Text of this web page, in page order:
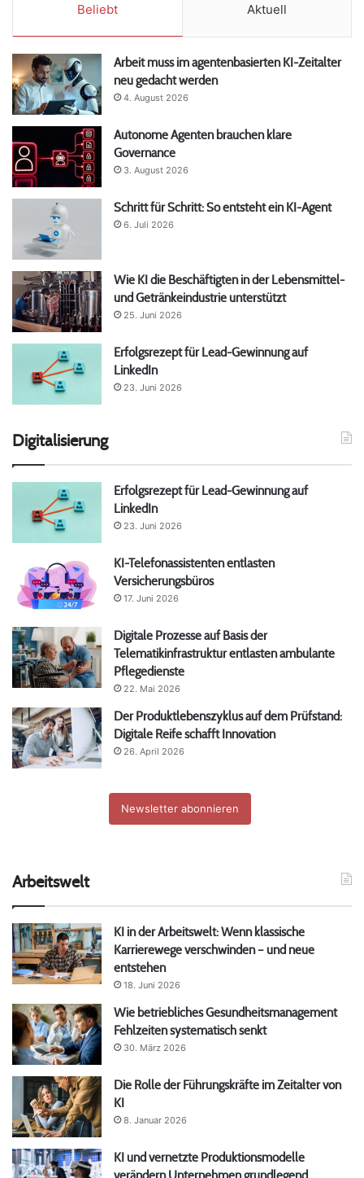
Beliebt Aktuell
Arbeit muss im agentenbasierten KI-Zeitalter
neu gedacht werden
4. August 2026
Autonome Agenten brauchen klare
Governance
3. August 2026
Schritt für Schritt: So entsteht ein KI-Agent
6. Juli 2026
Wie KI die Beschäftigten in der Lebensmittel-
und Getränkeindustrie unterstützt
25. Juni 2026
Erfolgsrezept für Lead-Gewinnung auf
LinkedIn
23. Juni 2026
Digitalisierung
Erfolgsrezept für Lead-Gewinnung auf
LinkedIn
23. Juni 2026
KI-Telefonassistenten entlasten
Versicherungsbüros
17. Juni 2026
Digitale Prozesse auf Basis der
Telematikinfrastruktur entlasten ambulante
Pflegedienste
22. Mai 2026
Der Produktlebenszyklus auf dem Prüfstand:
Digitale Reife schafft Innovation
26. April 2026
Newsletter abonnieren
Arbeitswelt
KI in der Arbeitswelt: Wenn klassische
Karrierewege verschwinden – und neue
entstehen
18. Juni 2026
Wie betriebliches Gesundheitsmanagement
Fehlzeiten systematisch senkt
30. März 2026
Die Rolle der Führungskräfte im Zeitalter von
KI
8. Januar 2026
KI und vernetzte Produktionsmodelle